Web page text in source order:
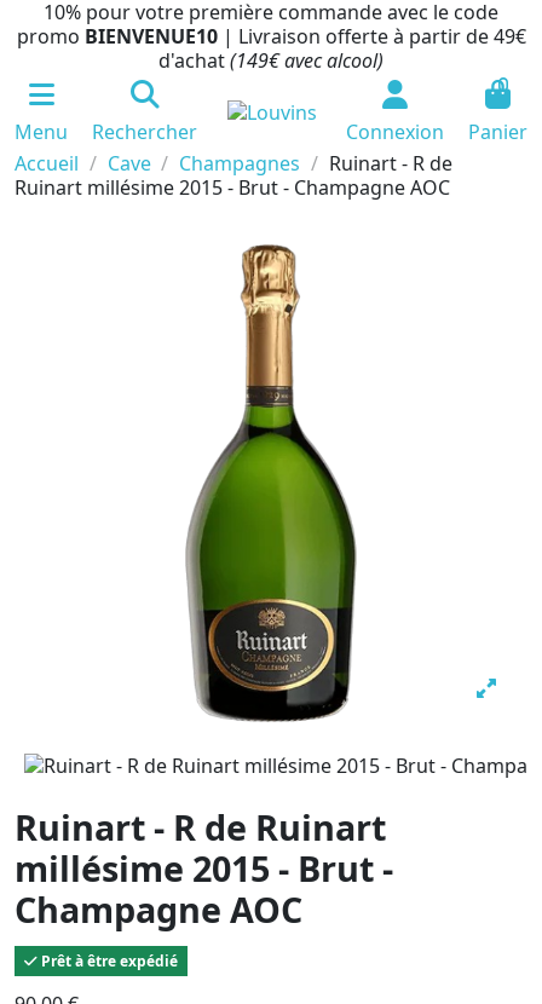
10% pour votre première commande avec le code
promo BIENVENUE10 | Livraison offerte à partir de 49€
d'achat(149€ avec alcool)
Menu Rechercher Connexion
0
Panier
Accueil
Cave Champagnes
Ruinart - R de
Ruinart millésime 2015 - Brut - Champagne AOC
Ruinart - R de Ruinart
millésime 2015 - Brut -
Champagne AOC
Prêt à être expédié